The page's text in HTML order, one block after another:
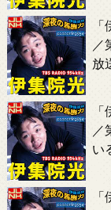
／
放
／
い